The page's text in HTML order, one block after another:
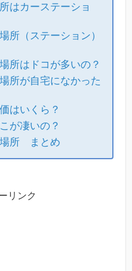
はカーステーショ
所（ステーション）
所はドコが多いの？
所が自宅になかった
はいくら？
が凄いの？
場所 まとめ
リンク